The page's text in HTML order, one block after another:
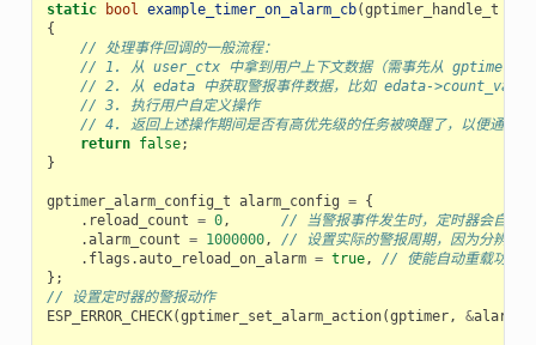
static bool example_timer_on_alarm_cb(gptimer_handle_t
{
// 处理事件回调的一般流程：
// 1. 从 user_ctx 中拿到用户上下文数据（需事先从
// 2. 从 edata 中获取警报事件数据，比如 edata->count_value
// 3. 执行用户自定义操作
// 4. 返回上述操作期间是否有高优先级的任务被唤醒了，以便通知调
return false;
}
gptimer_alarm_config_t alarm_config = {
. reload_count = 0,
// 当警报事件发生时，定时器会自动
.alarm_count = 1000000,
// 设置实际的警报周期，因为分辨率
. flags .auto_reload_on_alarm = true,
// 使能自动重载功能
};
// 设置定时器的警报动作
ESP_ERROR_CHECK(gptimer_set_alarm_action(gptimer, &